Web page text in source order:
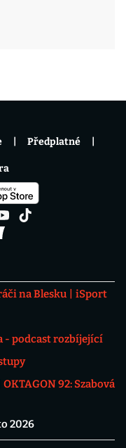
na Blesku
iSport
- podcast rozbíjející
OKTAGON 92: Szabová
2026
Předplatné